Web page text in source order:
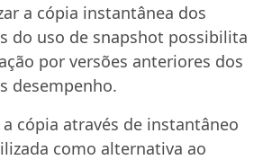
a cópia instantânea dos
do uso de snapshot possibilita
por versões anteriores dos
desempenho.
cópia através de instantâneo
como alternativa ao